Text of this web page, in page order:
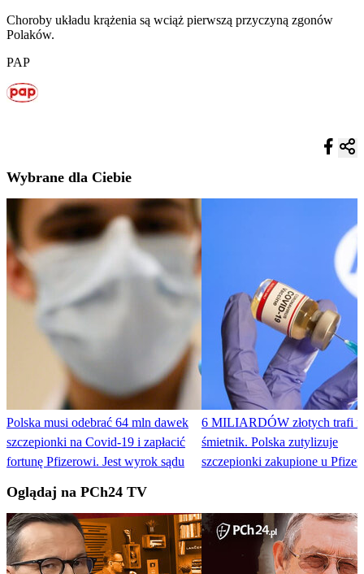
Choroby układu krążenia są wciąż pierwszą przyczyną zgonów
Polaków.
PAP
Wybrane dla Ciebie
Polska musi odebrać 64 mln dawek
szczepionki na Covid-19 i zapłacić
fortunę Pfizerowi. Jest wyrok sądu
6 MILIARDÓW złotych trafi
śmietnik. Polska zutylizuje
szczepionki zakupione u
Oglądaj na PCh24 TV